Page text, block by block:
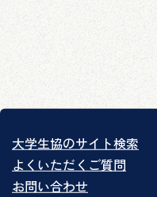
大学生協のサイト検索
よくいただくご質問
お問い合わせ